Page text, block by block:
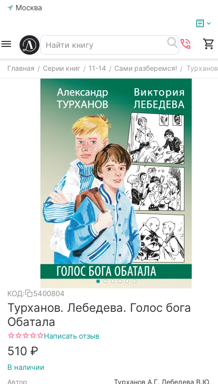
Москва
Главная / Серии книг / 11-14 / Сами разберемся! /
КОД: 5400804
Турханов. Лебедева. Голос бога
Обатала
Написать отзыв
‍510‍ ₽
В наличии
Автор
Турханов А.Г. Лебедева В.Ю.